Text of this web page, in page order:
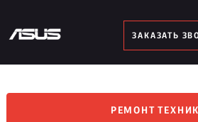
ЗАКАЗАТЬ
РЕМОНТ